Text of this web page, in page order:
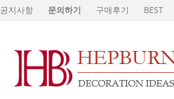
공지사항 문의하기 구매후기 BEST